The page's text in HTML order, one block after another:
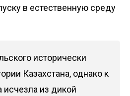
в естественную среду
исторически
Казахстана, однако к
исчезла из дикой